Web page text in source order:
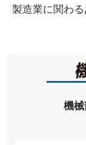
製造業に関わ
機